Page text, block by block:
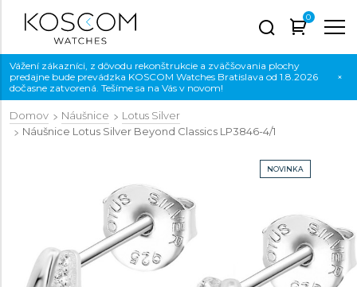
0
Vážení zákazníci, z dôvodu rekonštrukcie a zväčšovania plochy
predajne bude prevádzka KOSCOM Watches Bratislava od 1.8.2026
dočasne zatvorená. Tešíme sa na Vás v novom!
×
Domov Náušnice
Lotus Silver
Náušnice Lotus Silver Beyond Classics LP3846-4/1
NOVINKA